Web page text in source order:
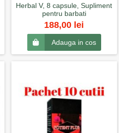
Herbal V, 8 capsule, Supliment
pentru barbati
188,00 lei
Adauga in cos